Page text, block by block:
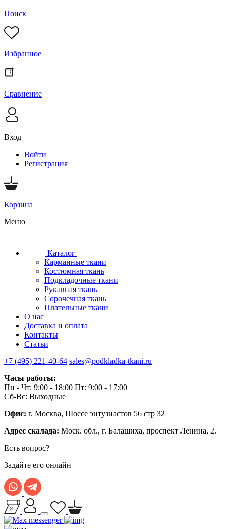
Поиск
Избранное
Сравнение
Вход
Войти
Регистрация
Корзина
Меню
Каталог
Карманные ткани
Костюмная ткань
Подкладочные ткани
Рукавная ткань
Сорочечная ткань
Плательные ткани
О нас
Доставка и оплата
Контакты
Статьи
+7 (495) 221-40-64 sales@podkladka-tkani.ru
Часы работы:
Пн - Чт: 9:00 - 18:00 Пт: 9:00 - 17:00
Сб-Вс: Выходные
Офис: г. Москва, Шоссе энтузиастов 56 стр 32
Адрес скалада: Моск. обл., г. Балашиха, проспект Ленина, 2.
Есть вопрос?
Задайте его онлайн